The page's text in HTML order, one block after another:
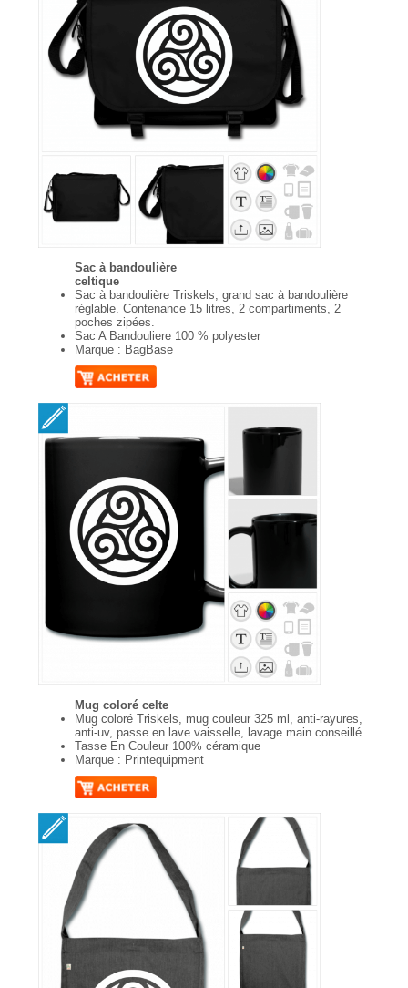
Sac à bandoulière
celtique
Sac à bandoulière Triskels, grand sac à bandoulière
réglable. Contenance 15 litres, 2 compartiments, 2
poches zipées.
Sac A Bandouliere 100 % polyester
Marque : BagBase
Mug coloré celte
Mug coloré Triskels, mug couleur 325 ml, anti-rayures,
anti-uv, passe en lave vaisselle, lavage main conseillé.
Tasse En Couleur 100% céramique
Marque : Printequipment